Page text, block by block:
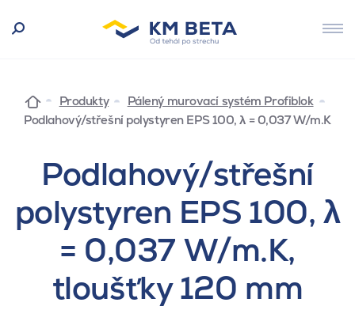
Produkty
Pálený murovací systém Profiblok
Podlahový/střešní polystyren EPS 100, λ = 0,037 W/m.K
Podlahový/střešní
polystyren EPS 100, λ
= 0,037 W/m.K,
tloušťky 120 mm